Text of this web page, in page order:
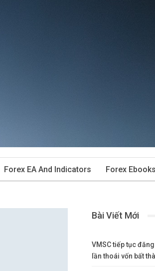
Forex EA And Indicators Forex Ebooks
Bài Viết Mới
VMSC tiếp tục
lần thoái vốn bất